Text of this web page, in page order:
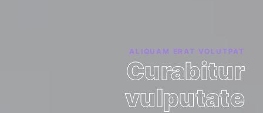
ALIQUAM ERAT VOLUTPAT
Curabitur
vulputate